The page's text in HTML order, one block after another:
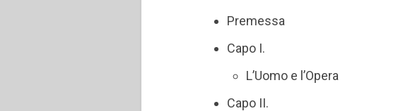
Premessa
Capo I.
L’Uomo e l’Opera
Capo II.